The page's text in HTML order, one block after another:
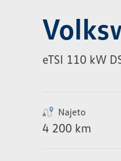
eTSI 110 kW
Najeto
4 200 km